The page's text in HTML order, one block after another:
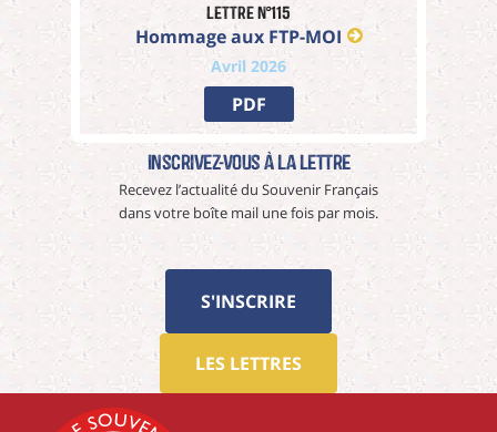
Lettre n°115
Hommage aux FTP-MOI
Avril 2026
PDF
Inscrivez-vous à La Lettre
Recevez l’actualité du Souvenir Français
dans votre boîte mail une fois par mois.
S'INSCRIRE
LES LETTRES